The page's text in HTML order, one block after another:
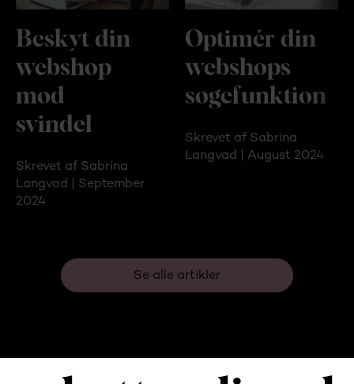
Beskyt din
webshop
mod
svindel
Skrevet af Sabrina
Langvad | September
2024
Optimér din
webshops
søgefunktion
Skrevet af Sabrina
Langvad | August 2024
Se alle artikler